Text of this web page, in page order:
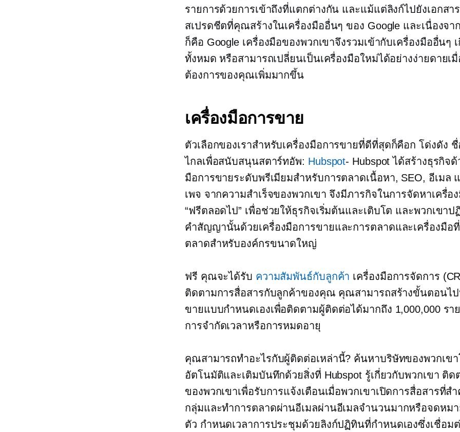
รายการด้วยการเข้าถึงที่แตกต่างกัน และแม้แต่ลิงก์ไปยังเอกสา
สเปรดชีตที่คุณสร้างในเครื่องมืออื่นๆ ของ Google และเนื่องจา
ก็คือ Google เครื่องมือของพวกเขาจึงรวมเข้ากับเครื่องมืออื่นๆ
ทั้งหมด หรือสามารถเปลี่ยนเป็นเครื่องมือใหม่ได้อย่างง่ายดายเ
ต้องการของคุณเพิ่มมากขึ้น
เครื่องมือการขาย
ตัวเลือกของเราสำหรับเครื่องมือการขายที่ดีที่สุดก็คือกโด่งดัง ชื่
ไกลเพื่อสนับสนุนสตาร์ทอัพ: Hubspot- Hubspot ได้สร้างธุรกิจด้
มือการขายระดับพรีเมียมสำหรับการตลาดเนื้อหา, SEO, อีเมล
เพจ จากความสำเร็จของพวกเขา จึงมีภารกิจในการจัดหาเครื่อ
“ฟรีตลอดไป” เพื่อช่วยให้ธุรกิจเริ่มต้นและเติบโต และพวกเขา
คำสัญญานั้นด้วยเครื่องมือการขายและการตลาดและเครื่องมือ
ตลาดสำหรับองค์กรขนาดใหญ่
ฟรี คุณจะได้รับ ความสัมพันธ์กับลูกค้า เครื่องมือการจัดการ
ติดตามการสื่อสารกับลูกค้าของคุณ คุณสามารถสร้างขั้นตอนไป
ขายแบบกำหนดเองเพื่อติดตามผู้ติดต่อได้มากถึง 1,000,000 รา
การจำกัดเวลาหรือการหมดอายุ
คุณสามารถทำอะไรกับผู้ติดต่อเหล่านี้? ค้นหาบริษัทของพวกเขา
อัตโนมัติและเติมบันทึกด้วยสิ่งที่ Hubspot รู้เกี่ยวกับพวกเขา ติด
ของพวกเขาเพื่อรับการแจ้งเตือนเมื่อพวกเขาเปิดการสื่อสารที่ส
กลุ่มและทำการตลาดผ่านอีเมลผ่านอีเมลจำนวนมากหรือจดหม
ตัว กำหนดเวลาการประชุมด้วยลิงก์ปฏิทินที่กำหนดเองซึ่งเชื่อม